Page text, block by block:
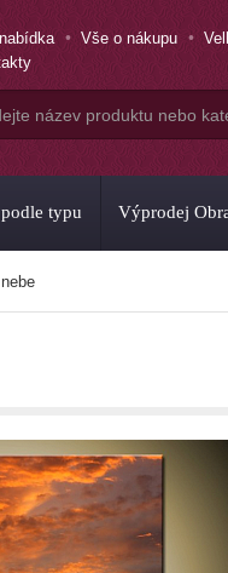
Vše o nákupu
typu Výprodej